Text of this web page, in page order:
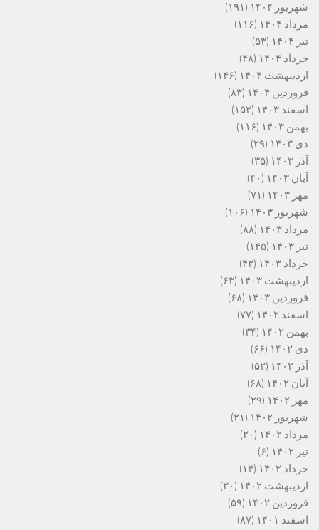
شهریور ۱۴۰۴
(۱۹۱)
مرداد ۱۴۰۴
(۱۱۶)
تیر ۱۴۰۴
(۵۳)
خرداد ۱۴۰۴
(۴۸)
اردیبهشت ۱۴۰۴
(۱۴۶)
فروردین ۱۴۰۴
(۸۳)
اسفند ۱۴۰۳
(۱۵۳)
بهمن ۱۴۰۳
(۱۱۶)
دی ۱۴۰۳
(۲۹)
آذر ۱۴۰۳
(۳۵)
آبان ۱۴۰۳
(۴۰)
مهر ۱۴۰۳
(۷۱)
شهریور ۱۴۰۳
(۱۰۶)
مرداد ۱۴۰۳
(۸۸)
تیر ۱۴۰۳
(۱۴۵)
خرداد ۱۴۰۳
(۴۳)
اردیبهشت ۱۴۰۳
(۶۳)
فروردین ۱۴۰۳
(۶۸)
اسفند ۱۴۰۲
(۷۷)
بهمن ۱۴۰۲
(۳۴)
دی ۱۴۰۲
(۶۶)
آذر ۱۴۰۲
(۵۲)
آبان ۱۴۰۲
(۶۸)
مهر ۱۴۰۲
(۲۹)
شهریور ۱۴۰۲
(۲۱)
مرداد ۱۴۰۲
(۲۰)
تیر ۱۴۰۲
(۶)
خرداد ۱۴۰۲
(۱۴)
اردیبهشت ۱۴۰۲
(۳۰)
فروردین ۱۴۰۲
(۵۹)
اسفند ۱۴۰۱
(۸۷)